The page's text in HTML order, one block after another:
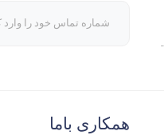
همکاری باما